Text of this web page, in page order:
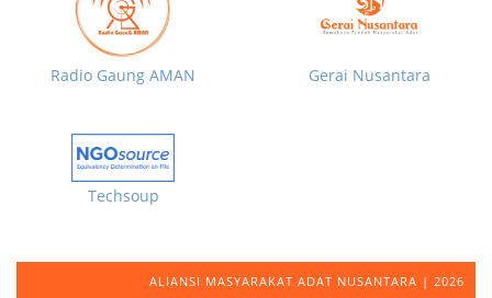
Radio Gaung AMAN Gerai Nusantara
Techsoup
ALIANSI MASYARAKAT ADAT NUSANTARA | 2026